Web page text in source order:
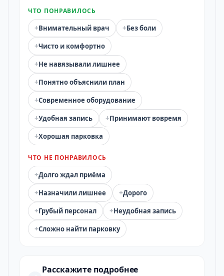
ЧТО ПОНРАВИЛОСЬ
+Внимательный врач +Без боли
+Чисто и комфортно
+Не навязывали лишнее
+Понятно объяснили план
+Современное оборудование
+Удобная запись +Принимают вовремя
+Хорошая парковка
ЧТО НЕ ПОНРАВИЛОСЬ
+Долго ждал приёма
+Назначили лишнее +Дорого
+Грубый персонал +Неудобная запись
+Сложно найти парковку
Расскажите подробнее